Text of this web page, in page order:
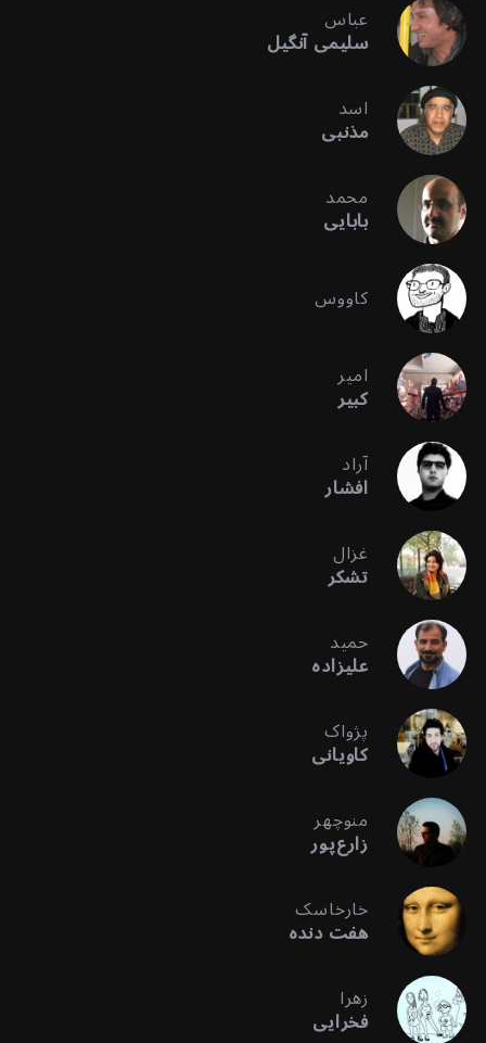
عباس
سلیمی آنگیل
اسد
مذنبی
محمد
بابایی
کاووس
امیر
کبیر
آراد
افشار
غزال
تشکر
حمید
علیزاده
پژواک
کاویانی
منوچهر
زارع‌پور
خارخاسک
هفت دنده
زهرا
فخرایی